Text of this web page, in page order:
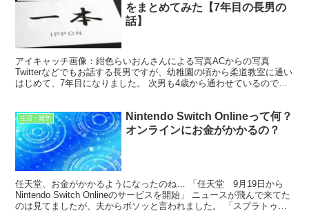
をまとめてみた【7年目の長男の
話】
アイキャッチ画像：紺色らいおんさんによる写真ACからの写真
Twitterなどでもお話する長男ですが、幼稚園の頃から柔道教室に通い
はじめて、7年目になりました。 次男も4歳から通わせているので、
生活・雑学
Nintendo Switch Onlineって何？
オンラインにお金がかかるの？
任天堂、お金がかかるようになったのね… 「任天堂 9月19日から
Nintendo Switch Onlineのサービスを開始」 ニュースが飛んで来てた
のは見てましたが、夫からボソッと言われました。 「スプラトゥー